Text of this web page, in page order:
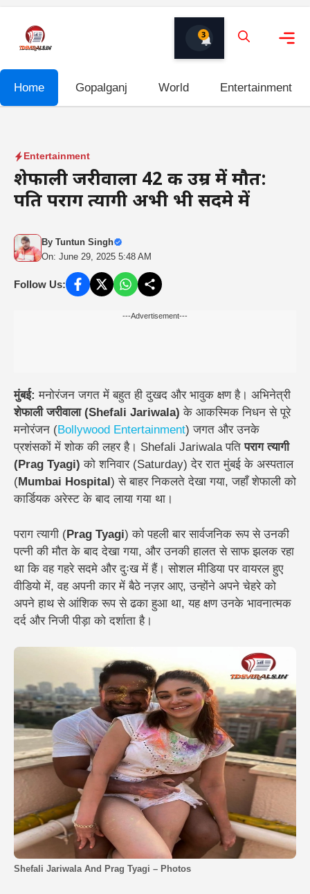
content
3
Home Gopalganj World Entertainment
Entertainment
शेफाली जरीवाला 42 की उम्र में मौत:
पति पराग त्यागी अभी भी सदमे में
By Tuntun Singh
On: June 29, 2025 5:48 AM
Follow Us:
---Advertisement---
मुंबई: मनोरंजन जगत में बहुत ही दुखद और भावुक क्षण है। अभिनेत्री
शेफाली जरीवाला (Shefali Jariwala) के आकस्मिक निधन से पूरे
मनोरंजन (Bollywood Entertainment) जगत और उनके
प्रशंसकों में शोक की लहर है। Shefali Jariwala पतिपराग त्यागी
(Prag Tyagi) को शनिवार (Saturday) देर रात मुंबई के अस्पताल
(Mumbai Hospital ) से बाहर निकलते देखा गया, जहाँ शेफाली को
कार्डियक अरेस्ट के बाद लाया गया था।
पराग त्यागी (Prag Tyagi) को पहली बार सार्वजनिक रूप से उनकी
पत्नी की मौत के बाद देखा गया, और उनकी हालत से साफ झलक रहा
था कि वह गहरे सदमे और दुःख में हैं। सोशल मीडिया पर वायरल हुए
वीडियो में, वह अपनी कार में बैठे नज़र आए, उन्होंने अपने चेहरे को
अपने हाथ से आंशिक रूप से ढका हुआ था, यह क्षण उनके भावनात्मक
दर्द और निजी पीड़ा को दर्शाता है।
Shefali Jariwala And Prag Tyagi – Photos